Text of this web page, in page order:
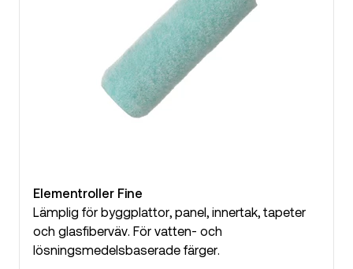
Elementroller Fine
Lämplig för byggplattor, panel, innertak, tapeter
och glasfiberväv. För vatten- och
lösningsmedelsbaserade färger.